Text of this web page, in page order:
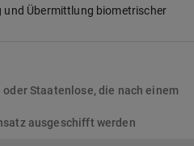
und Übermittlung biometrischer
Staatenlose, die nach einem
ausgeschifft werden